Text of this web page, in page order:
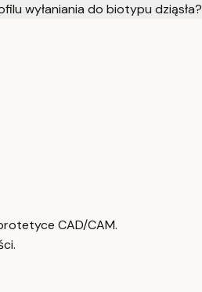
wyłaniania do biotypu dziąsła?
CAD/CAM.